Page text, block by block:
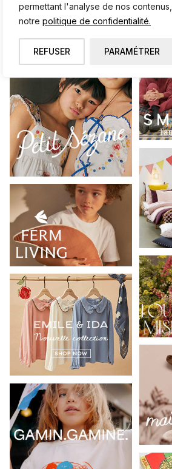
permettant l'analyse de nos
notre politique de confidentialité.
PARAMÉTRER
REFUSER
NOS BOUTIQUES ♥